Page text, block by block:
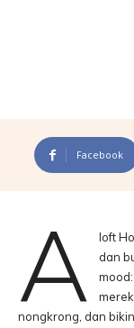
Facebook
A
loft
dan
nongkrong, dan